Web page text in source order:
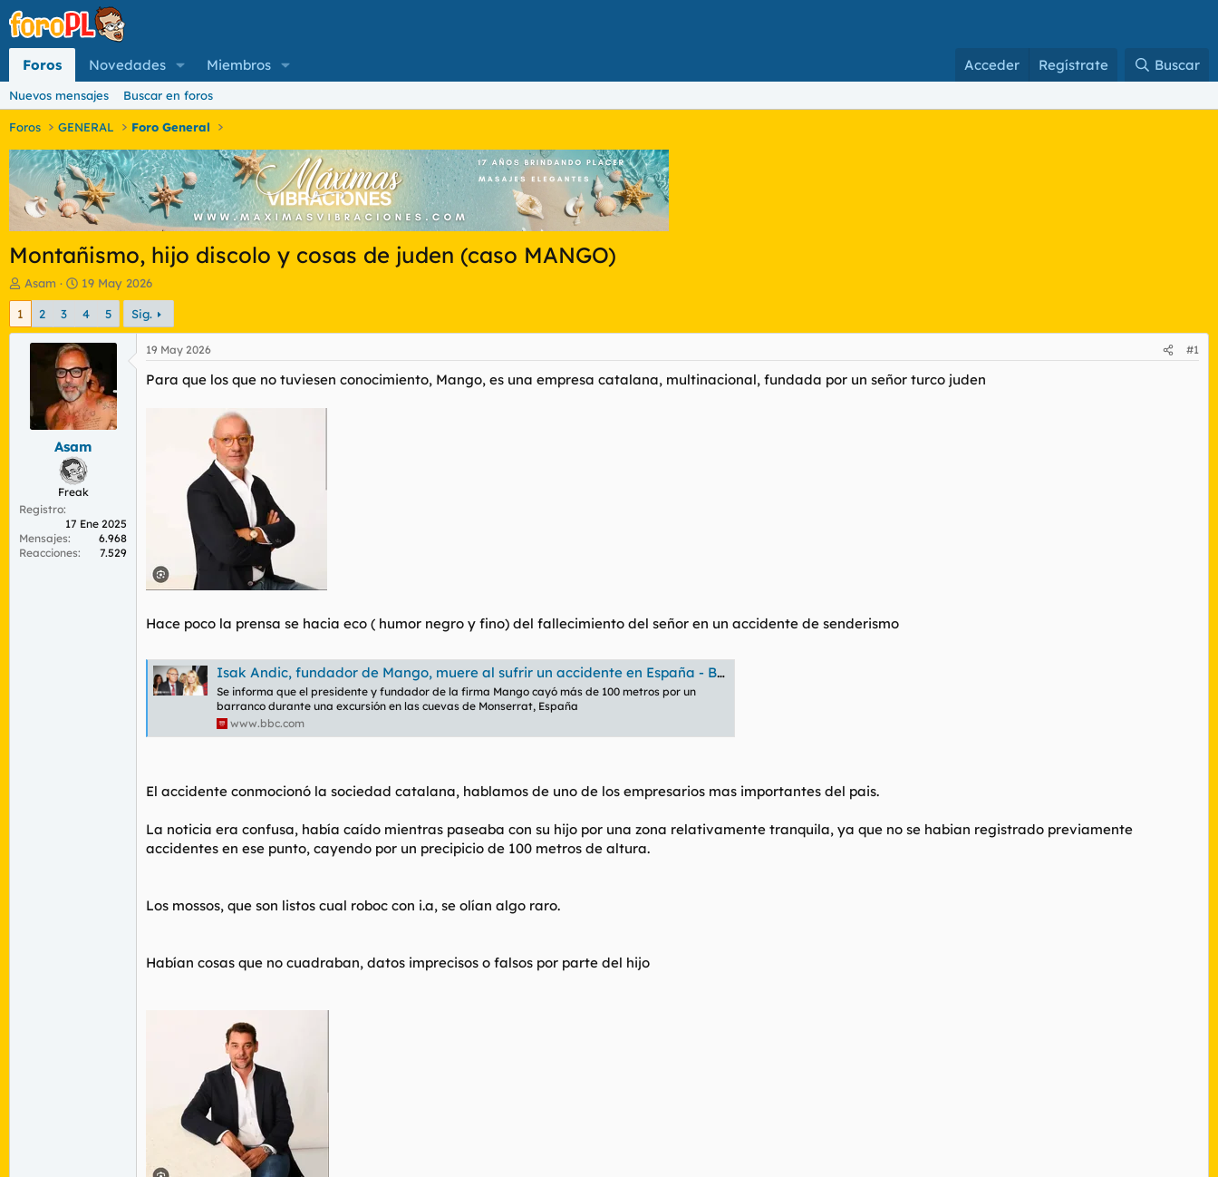
Foros Novedades Miembros Acceder Regístrate Buscar
Nuevos mensajes Buscar en foros
Foros GENERAL Foro General
Montañismo, hijo discolo y cosas de juden (caso MANGO)
I
n
c
d
m
Asam
F
e
c
h
a
d
e
i
n
i
c
i
o
19 May 2026
1 2 3 4 5 Sig.
Asam
Freak
Registro
17 Ene 2025
Mensajes
6.968
Reacciones
7.529
19 May 2026 #1
Para que los que no tuviesen conocimiento, Mango, es una empresa catalana, multinacional, fundada por un señor turco juden
Hace poco la prensa se hacia eco ( humor negro y fino) del fallecimiento del señor en un accidente de senderismo
Isak Andic, fundador de Mango, muere al sufrir un accidente en España - BBC News Mundo
Se informa que el presidente y fundador de la firma Mango cayó más de 100 metros por un
barranco durante una excursión en las cuevas de Monserrat, España
www.bbc.com
El accidente conmocionó la sociedad catalana, hablamos de uno de los empresarios mas importantes del pais.
La noticia era confusa, había caído mientras paseaba con su hijo por una zona relativamente tranquila, ya que no se habian registrado previamente
accidentes en ese punto, cayendo por un precipicio de 100 metros de altura.
Los mossos, que son listos cual roboc con i.a, se olían algo raro.
Habían cosas que no cuadraban, datos imprecisos o falsos por parte del hijo